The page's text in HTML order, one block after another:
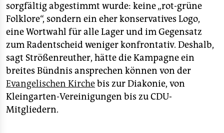
sorgfältig abgestimmt wurde: keine „rot-grüne
Folklore“, sondern ein eher konservatives Logo,
eine Wortwahl für alle Lager und im Gegensatz
zum Radentscheid weniger konfrontativ. Deshalb,
sagt Strößenreuther, hätte die Kampagne ein
breites Bündnis ansprechen können von der
Evangelischen Kirchebis zur Diakonie, von
Kleingarten-Vereinigungen bis zu CDU-
Mitgliedern.